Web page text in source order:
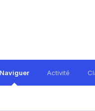
Naviguer Activité